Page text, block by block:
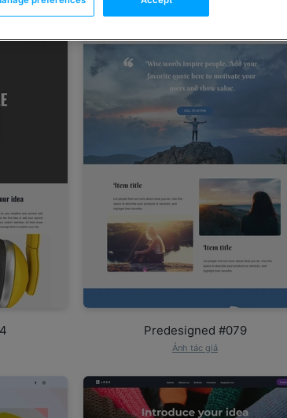
Predesigned #079
Ảnh tác giả